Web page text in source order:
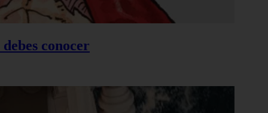
conocer